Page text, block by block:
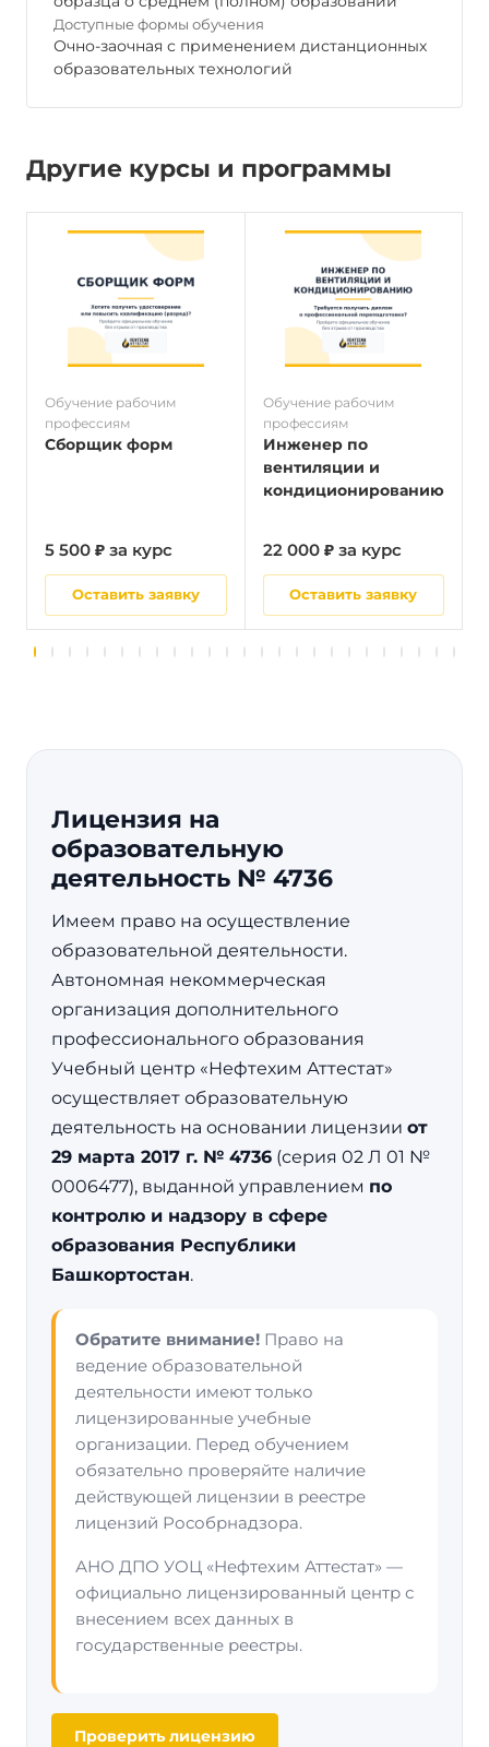
Доступные формы обучения
Очно-заочная с применением дистанционных
образовательных технологий
Другие курсы и программы
Обучение рабочим
профессиям
Сборщик форм
5 500 ₽ за курс
Оставить заявку
Обучение рабочим
профессиям
Инженер по
вентиляции и
кондиционированию
22 000 ₽ за курс
Оставить заявку
Лицензия на
образовательную
деятельность № 4736
Имеем право на осуществление
образовательной деятельности.
Автономная некоммерческая
организация дополнительного
профессионального образования
Учебный центр «Нефтехим Аттестат»
осуществляет образовательную
деятельность на основании лицензии от
29 марта 2017 г. № 4736 (серия 02 Л 01 №
0006477), выданной управлением по
контролю и надзору в сфере
образования Республики
Башкортостан.
Обратите внимание! Право на
ведение образовательной
деятельности имеют только
лицензированные учебные
организации. Перед обучением
обязательно проверяйте наличие
действующей лицензии в реестре
лицензий Рособрнадзора.
АНО ДПО УОЦ «Нефтехим Аттестат» —
официально лицензированный центр с
внесением всех данных в
государственные реестры.
Проверить лицензию